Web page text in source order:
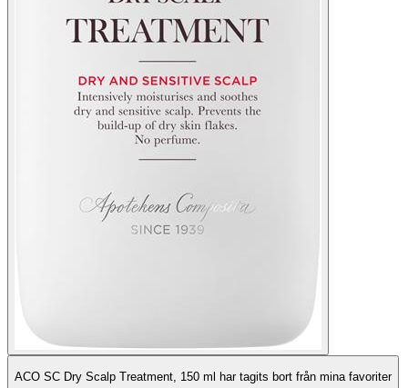
ACO SC Dry Scalp Treatment, 150 ml har tagits bort från mina favoriter